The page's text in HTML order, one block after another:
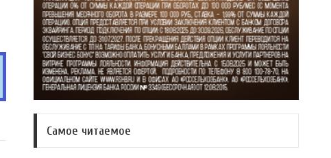
Самое читаемое